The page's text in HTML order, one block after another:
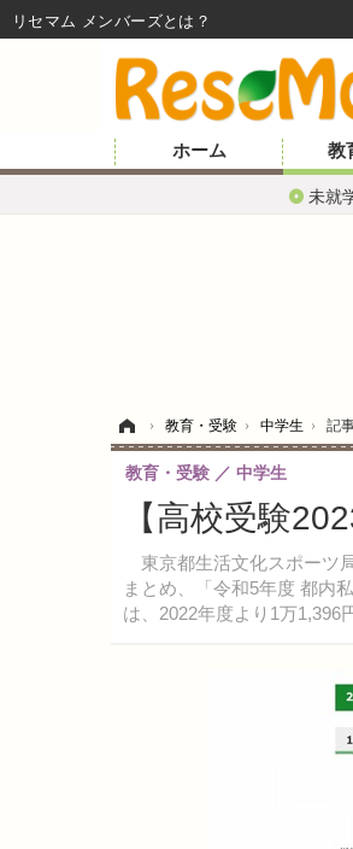
ホーム 教
未就
› 教育・受験 › 中学生 › 記
【高校受験
東京都生活文化スポーツ
まとめ、「令和5年度 都内
は、2022年度より1万1,396
教育・受験 中学生
リセマム メンバーズ